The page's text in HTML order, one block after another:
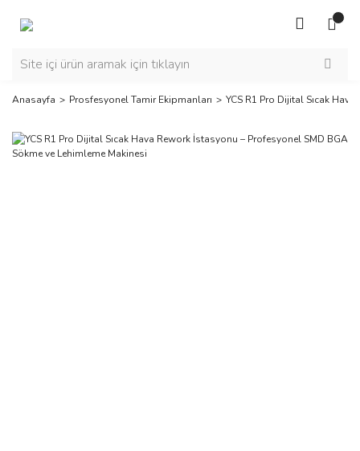
Anasayfa Prosfesyonel Tamir Ekipmanları YCS R1 Pro Dijital Sıcak